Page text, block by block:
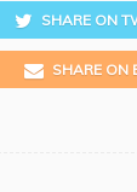
SHARE ON
SHARE ON